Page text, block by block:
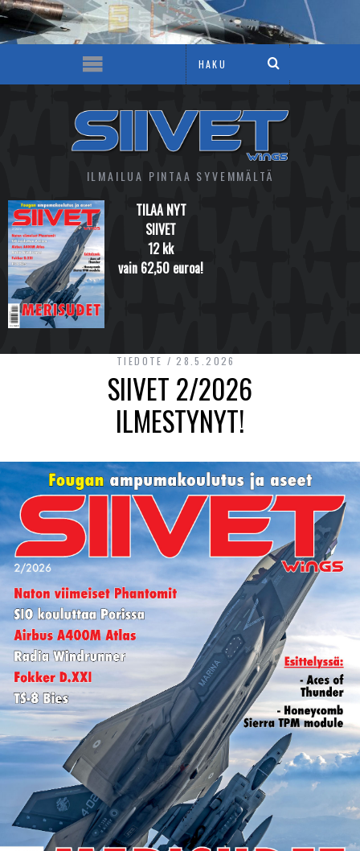
ILMAILUA PINTAA SYVEMMÄLTÄ
TILAA NYT
SIIVET
12 kk
vain 62,50 euroa!
TIEDOTE 28.5.2026
SIIVET 2/2026
ILMESTYNYT!